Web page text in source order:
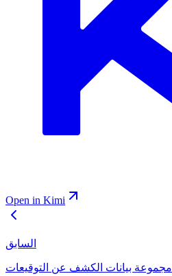
Open in Kimi
السابق
مجموعة بيانات الكشف عن التوقيعات